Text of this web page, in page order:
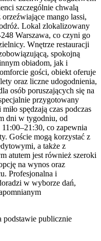
szczególnie chwalą
mango lassi,
Lokal zlokalizowany
Warszawa, co czyni go
Wnętrze restauracji
spokojną
obiadom, jak i
gości, obiekt oferuje
oraz liczne udogodnienia,
osób poruszających się na
przygotowany
spędzają czas podczas
dni w tygodniu, od
co zapewnia
Goście mogą korzystać z
a także z
atutem jest również szeroki
na wynos oraz
Profesjonalna i
w wyborze dań,
podstawie publicznie